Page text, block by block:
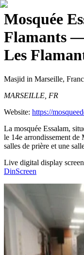
Mosquée
Flamants—
Les
Masjid in Marseille,
MARSEILLE, FR
Website: https://
La mosquée Essalam,
le 14e arrondissement de
salles de prière et une
Live digital display
DinScreen